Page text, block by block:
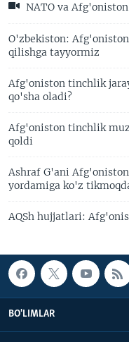
NATO va
O'zbekiston:
qilishga tayyormiz
Afg'oniston tinchlik
qo'sha oladi?
Afg'oniston tinchlik
qoldi
Ashraf G'ani
yordamiga ko'z
AQSh hujjatlari:
BO'LIMLAR